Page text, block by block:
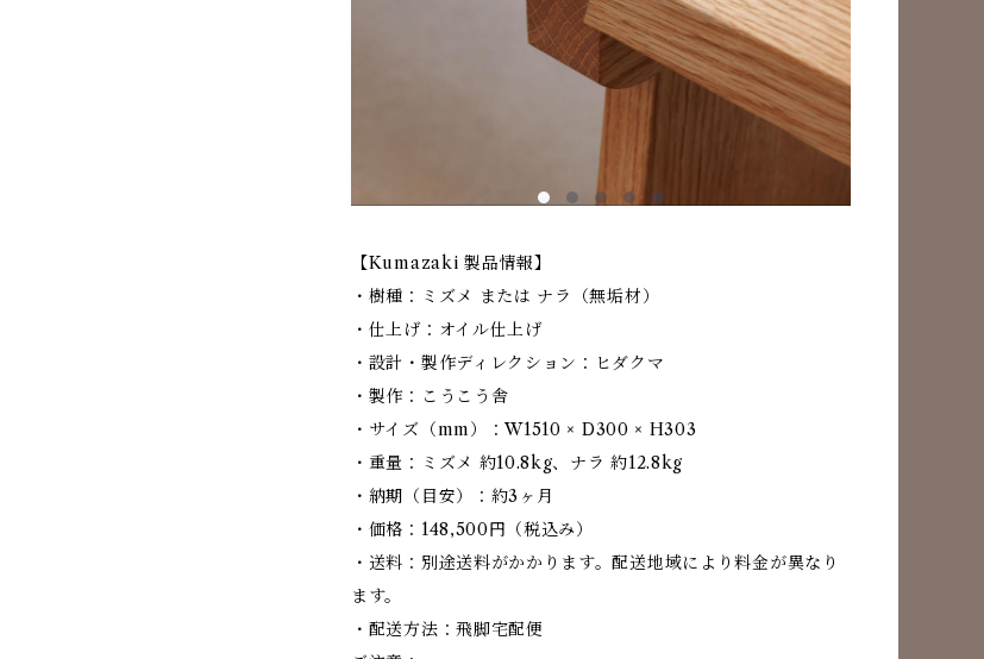
【Kumazaki 製品情報】
・樹種：ミズメ または ナラ（無垢材）
・仕上げ：オイル仕上げ
・設計・製作ディレクション：ヒダクマ
・製作：こうこう舎
・サイズ（mm）：W1510 × D300 × H303
・重量：ミズメ 約10.8kg、ナラ 約12.8kg
・納期（目安）：約3ヶ月
・価格：148,500円（税込み）
・送料：別途送料がかかります。配送地域により料金が異なり
ます。
・配送方法：飛脚宅配便